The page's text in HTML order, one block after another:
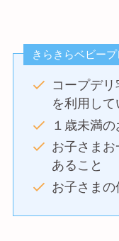
きらきらベビー
コープデリ
を利用して
１歳未満
お子さま
あること
お子さまの